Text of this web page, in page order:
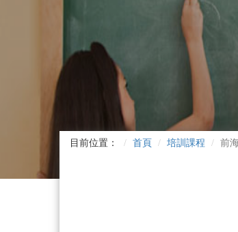
目前位置： 首頁 培訓課程 前